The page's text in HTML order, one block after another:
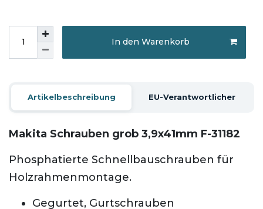
In den Warenkorb
Artikelbeschreibung EU-Verantwortlicher
Makita Schrauben grob 3,9x41mm F-31182
Phosphatierte Schnellbauschrauben für
Holzrahmenmontage.
Gegurtet, Gurtschrauben